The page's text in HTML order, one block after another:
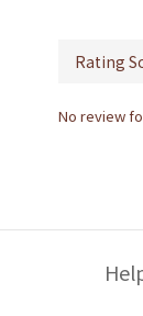
No review